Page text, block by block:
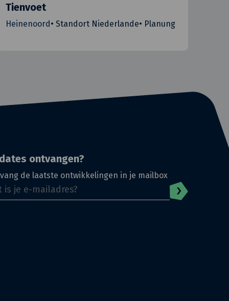
Tienvoet
Heinenoord• Standort Niederlande• Planung
ontvangen?
de laatste ontwikkelingen in je mailbox